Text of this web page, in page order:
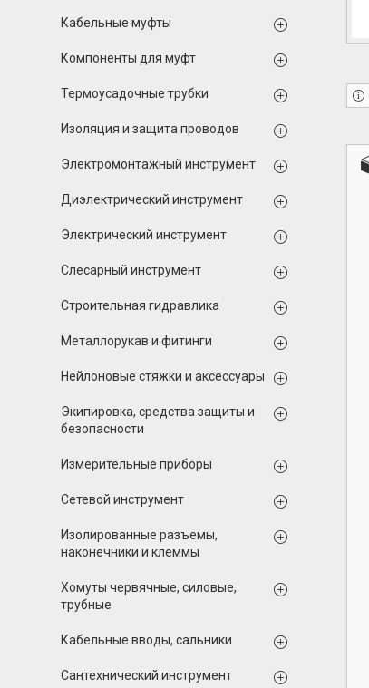
Кабельные муфты
Компоненты для муфт
Термоусадочные трубки
Изоляция и защита проводов
Электромонтажный инструмент
Диэлектрический инструмент
Электрический инструмент
Слесарный инструмент
Строительная гидравлика
Металлорукав и фитинги
Нейлоновые стяжки и аксессуары
Экипировка, средства защиты и
безопасности
Измерительные приборы
Сетевой инструмент
Изолированные разъемы,
наконечники и клеммы
Хомуты червячные, силовые,
трубные
Кабельные вводы, сальники
Сантехнический инструмент